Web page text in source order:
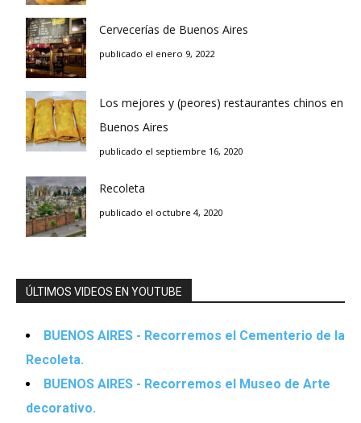
Cervecerías de Buenos Aires
publicado el enero 9, 2022
Los mejores y (peores) restaurantes chinos en
Buenos Aires
publicado el septiembre 16, 2020
Recoleta
publicado el octubre 4, 2020
ÚLTIMOS VIDEOS EN YOUTUBE
BUENOS AIRES - Recorremos el Cementerio de la
Recoleta.
BUENOS AIRES - Recorremos el Museo de Arte
decorativo.